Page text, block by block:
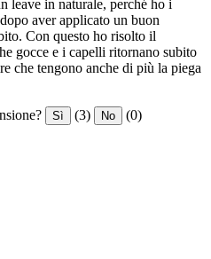
leave in naturale, perché ho i
aver applicato un buon
Con questo ho risolto il
gocce e i capelli ritornano subito
che tengono anche di più la piega
Sì (3) No (0)